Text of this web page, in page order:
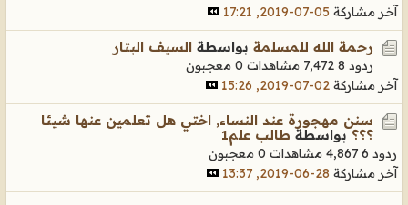
آخر مشاركة 05-07-2019, 17:21
رحمة الله للمسلمة بواسطة السيف البتار
ردود 8 7,472 مشاهدات
0 معجبون
آخر مشاركة 02-07-2019, 15:26
سنن مهجورة عند النساء, اختي هل تعلمين عنها شيئا
؟؟؟ بواسطة طالب علم1
ردود 6 4,867 مشاهدات
0 معجبون
آخر مشاركة 28-06-2019, 13:37